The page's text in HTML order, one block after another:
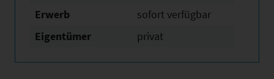
Erwerb
sofort verfügbar
Eigentümer
privat